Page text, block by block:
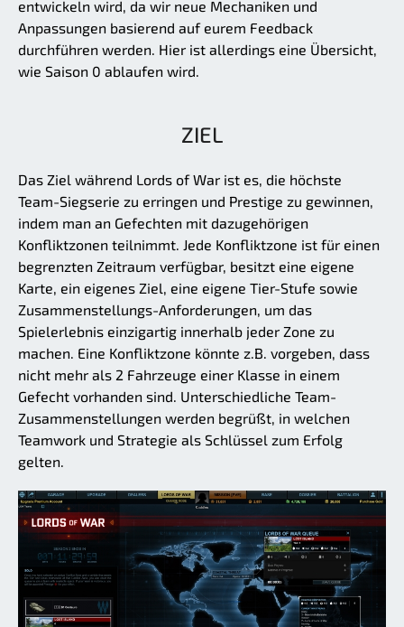
entwickeln wird, da wir neue Mechaniken und
Anpassungen basierend auf eurem Feedback
durchführen werden. Hier ist allerdings eine Übersicht,
wie Saison 0 ablaufen wird.
ZIEL
Das Ziel während Lords of War ist es, die höchste
Team-Siegserie zu erringen und Prestige zu gewinnen,
indem man an Gefechten mit dazugehörigen
Konfliktzonen teilnimmt. Jede Konfliktzone ist für einen
begrenzten Zeitraum verfügbar, besitzt eine eigene
Karte, ein eigenes Ziel, eine eigene Tier-Stufe sowie
Zusammenstellungs-Anforderungen, um das
Spielerlebnis einzigartig innerhalb jeder Zone zu
machen. Eine Konfliktzone könnte z.B. vorgeben, dass
nicht mehr als 2 Fahrzeuge einer Klasse in einem
Gefecht vorhanden sind. Unterschiedliche Team-
Zusammenstellungen werden begrüßt, in welchen
Teamwork und Strategie als Schlüssel zum Erfolg
gelten.